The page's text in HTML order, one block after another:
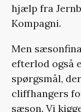
hjælp fra
Kompagni.
Men
efterlod også
spørgsmål,
cliffhangers
sæson. Vi